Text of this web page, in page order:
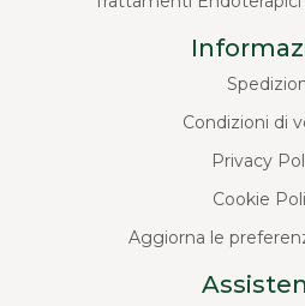
Condizioni di
Privacy
Cookie
Aggiorna le